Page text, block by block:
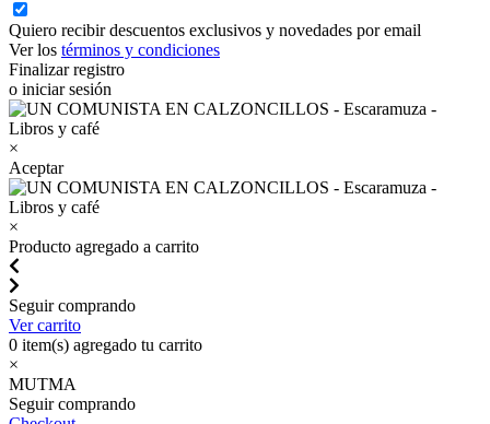
Quiero recibir descuentos exclusivos y novedades por email
Ver los términos y condiciones
Finalizar registro
o iniciar sesión
×
Aceptar
×
Producto agregado a carrito
Seguir comprando
Ver carrito
0 item(s) agregado tu carrito
×
MUTMA
Seguir comprando